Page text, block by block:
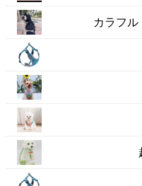
カラフル